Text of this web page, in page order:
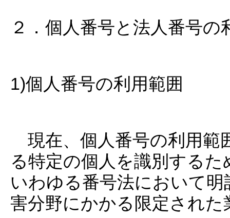
２．個人番号と法人番号の
1)個人番号の利用範囲
現在、個人番号の利用範
る特定の個人を識別する
いわゆる番号法において
害分野にかかる限定され